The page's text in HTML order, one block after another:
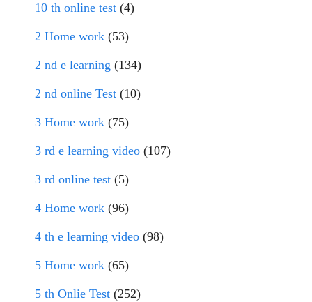
10 th online test (4)
2 Home work (53)
2 nd e learning (134)
2 nd online Test (10)
3 Home work (75)
3 rd e learning video (107)
3 rd online test (5)
4 Home work (96)
4 th e learning video (98)
5 Home work (65)
5 th Onlie Test (252)